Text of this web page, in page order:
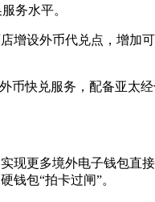
务水平。
增设外币代兑点，增
币快兑服务，配备亚
现更多境外电子钱包
钱包“拍卡过闸”。